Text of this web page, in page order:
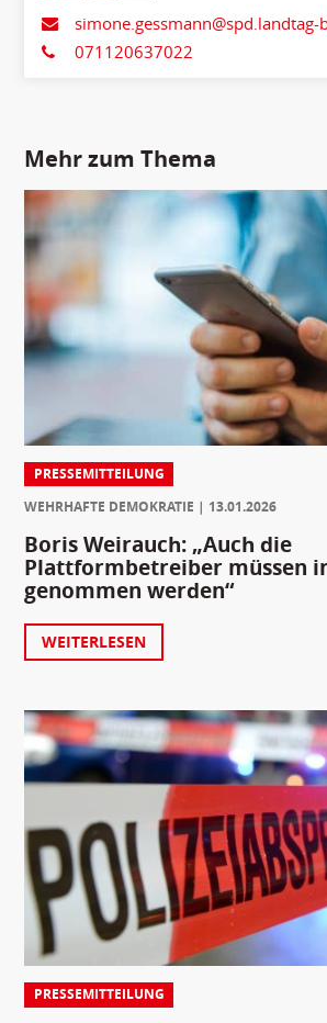
simone.gessmann@spd.landtag-
071120637022
Mehr zum Thema
PRESSEMITTEILUNG
WEHRHAFTE DEMOKRATIE
13.01.2026
Boris Weirauch: „Auch die
Plattformbetreiber müssen
genommen werden“
WEITERLESEN
PRESSEMITTEILUNG